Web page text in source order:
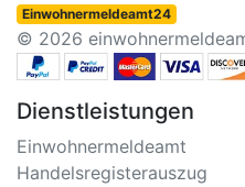
Einwohnermeldeamt24
© 2026
Dienstleistungen
Einwohnermeldeamt
Handelsregisterauszug